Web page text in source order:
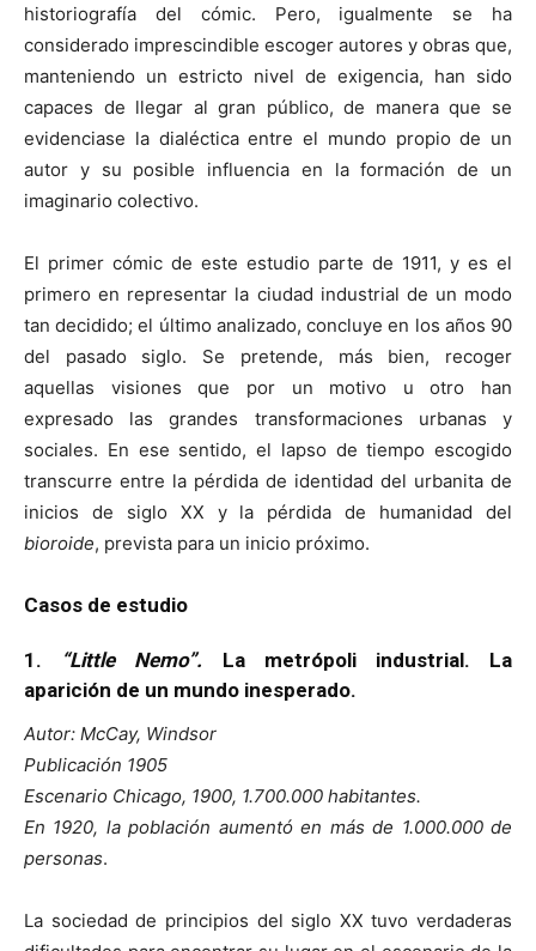
historiografía del cómic. Pero, igualmente se ha
considerado imprescindible escoger autores y obras que,
manteniendo un estricto nivel de exigencia, han sido
capaces de llegar al gran público, de manera que se
evidenciase la dialéctica entre el mundo propio de un
autor y su posible influencia en la formación de un
imaginario colectivo.
El primer cómic de este estudio parte de 1911, y es el
primero en representar la ciudad industrial de un modo
tan decidido; el último analizado, concluye en los años 90
del pasado siglo. Se pretende, más bien, recoger
aquellas visiones que por un motivo u otro han
expresado las grandes transformaciones urbanas y
sociales. En ese sentido, el lapso de tiempo escogido
transcurre entre la pérdida de identidad del urbanita de
inicios de siglo XX y la pérdida de humanidad del
bioroide, prevista para un inicio próximo.
Casos de estudio
1. “Little Nemo”. La metrópoli industrial. La
aparición de un mundo inesperado.
Autor: McCay, Windsor
Publicación 1905
Escenario Chicago, 1900, 1.700.000 habitantes.
En 1920, la población aumentó en más de 1.000.000 de
personas.
La sociedad de principios del siglo XX tuvo verdaderas